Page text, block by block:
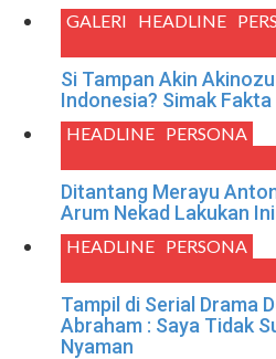
GALERI HEADLINE
Si Tampan Akin Akinozu
Indonesia? Simak
HEADLINE PERSONA
Ditantang Merayu
Arum Nekad Lakukan Ini
HEADLINE PERSONA
Tampil di Serial Drama
Abraham : Saya Tidak
Nyaman